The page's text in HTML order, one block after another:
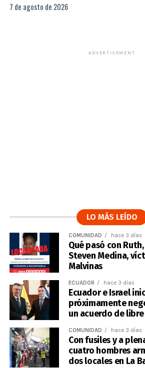
7 de agosto de 2026
ADVERTISEMENT
LO MÁS LEÍDO
COMUNIDAD hace 3 días
Qué pasó con
Steven Medina,
Malvinas
ECUADOR hace 3 días
Ecuador e Israel
próximamente
un acuerdo de
COMUNIDAD hace 3 días
Con fusiles y a
cuatro hombres
dos locales en La